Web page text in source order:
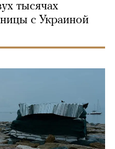
тысячах
с Украиной